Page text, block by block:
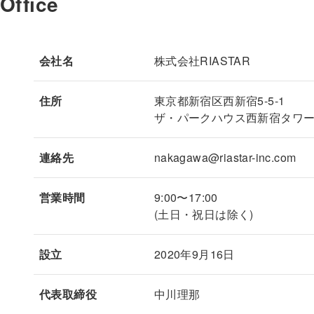
会社名 株式会社RIASTAR
住所
東京都新宿区西新宿5-5-1
ザ・パークハウス西新宿タワ
連絡先 nakagawa@riastar-inc.com
営業時間
9:00〜17:00
(土日・祝日は除く)
設立 2020年9月16日
代表取締役 中川理那